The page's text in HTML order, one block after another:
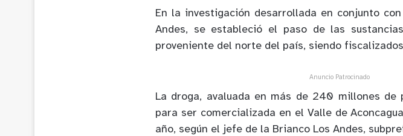
En la investigación desarrollada en conjunto
Andes, se estableció el paso de las
proveniente del norte del país, siendo
Anuncio Patrocinado
La droga, avaluada en más de 240 millones de
para ser comercializada en el Valle de
año, según el jefe de la Brianco Los Andes,